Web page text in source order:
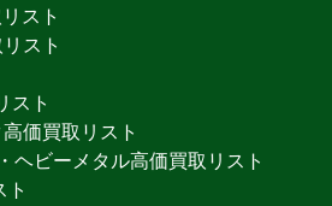
スト
スト
スト
価買取リスト
ヘビーメタル高価買取リスト
ト